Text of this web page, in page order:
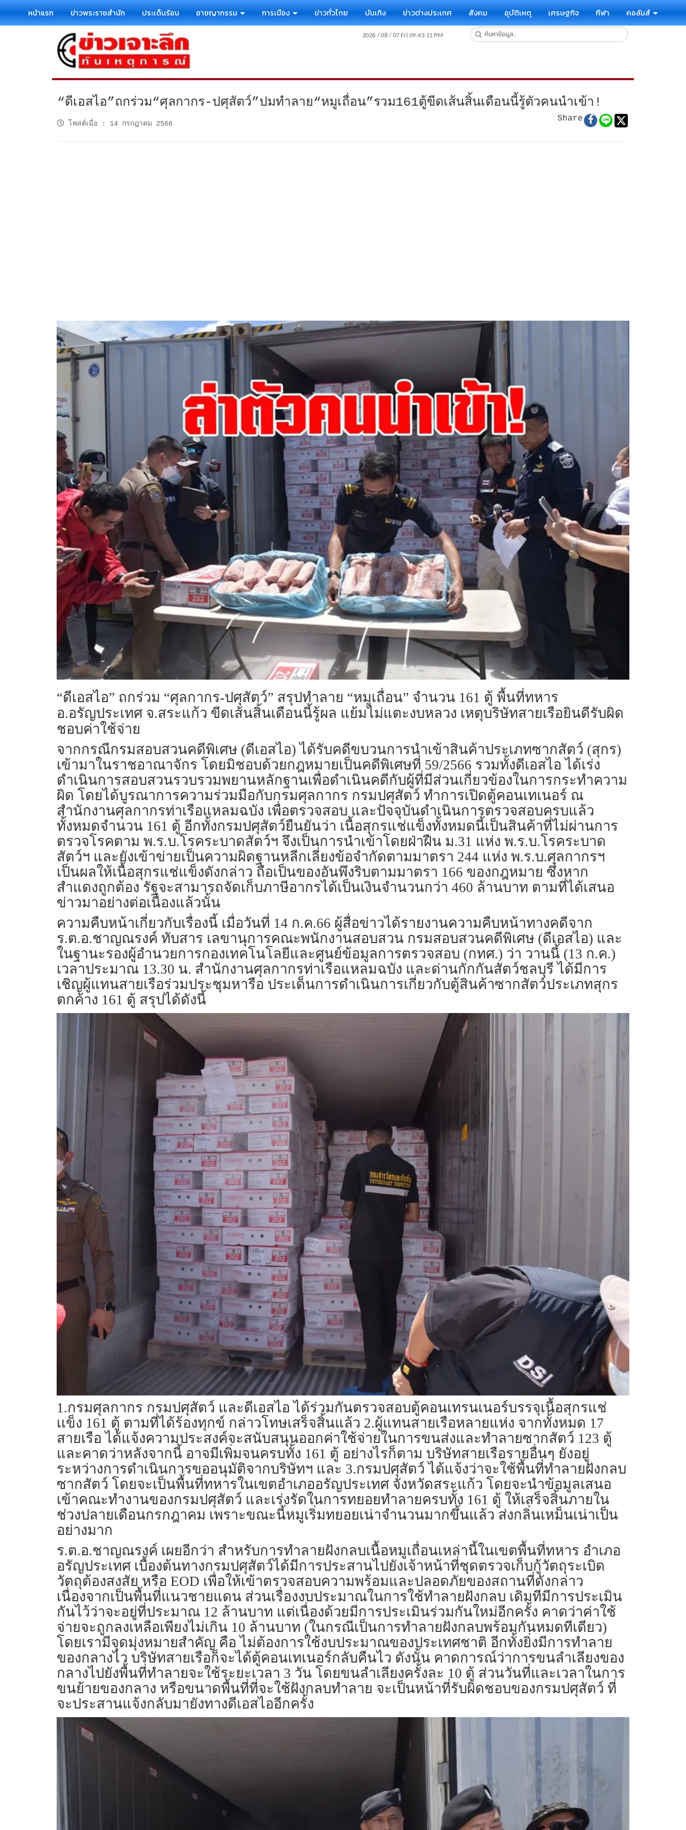
หน้าแรก ข่าวพระราชสำนัก ประเด็นร้อน อาชญากรรม การเมือง ข่าวทั่วไทย บันเทิง ข่าวต่างประเทศ สังคม อุบัติเหตุ เศรษฐกิจ กีฬา คอลัมส์
“ดีเอสไอ”ถกร่วม“ศุลกากร-ปศุสัตว์”ปมทำลาย“หมูเถื่อน”รวม161ตู้ขีดเส้นสิ้นเดือนนี้รู้ตัวคนนำเข้า!
โพสต์เมื่อ : 14 กรกฎาคม 2566
Share
“ดีเอสไอ” ถกร่วม “ศุลกากร-ปศุสัตว์” สรุปทำลาย “หมูเถื่อน” จำนวน 161 ตู้ พื้นที่ทหาร
อ.อรัญประเทศ จ.สระแก้ว ขีดเส้นสิ้นเดือนนี้รู้ผล แย้มไม่แตะงบหลวง เหตุบริษัทสายเรือยินดีรับผิด
ชอบค่าใช้จ่าย
จากกรณีกรมสอบสวนคดีพิเศษ (ดีเอสไอ) ได้รับคดีขบวนการนำเข้าสินค้าประเภทซากสัตว์ (สุกร)
เข้ามาในราชอาณาจักร โดยมิชอบด้วยกฎหมายเป็นคดีพิเศษที่ 59/2566 รวมทั้งดีเอสไอ ได้เร่ง
ดำเนินการสอบสวนรวบรวมพยานหลักฐานเพื่อดำเนินคดีกับผู้ที่มีส่วนเกี่ยวข้องในการกระทำความ
ผิด โดยได้บูรณาการความร่วมมือกับกรมศุลกากร กรมปศุสัตว์ ทำการเปิดตู้คอนเทเนอร์ ณ
สำนักงานศุลกากรท่าเรือแหลมฉบัง เพื่อตรวจสอบ และปัจจุบันดำเนินการตรวจสอบครบแล้ว
ทั้งหมดจำนวน 161 ตู้ อีกทั้งกรมปศุสัตว์ยืนยันว่า เนื้อสุกรแช่แข็งทั้งหมดนี้เป็นสินค้าที่ไม่ผ่านการ
ตรวจโรคตาม พ.ร.บ.โรคระบาดสัตว์ฯ จึงเป็นการนำเข้าโดยฝ่าฝืน ม.31 แห่ง พ.ร.บ.โรคระบาด
สัตว์ฯ และยังเข้าข่ายเป็นความผิดฐานหลีกเลี่ยงข้อจำกัดตามมาตรา 244 แห่ง พ.ร.บ.ศุลกากรฯ
เป็นผลให้เนื้อสุกรแช่แข็งดังกล่าว ถือเป็นของอันพึงริบตามมาตรา 166 ของกฎหมาย ซึ่งหาก
สำแดงถูกต้อง รัฐจะสามารถจัดเก็บภาษีอากรได้เป็นเงินจำนวนกว่า 460 ล้านบาท ตามที่ได้เสนอ
ข่าวมาอย่างต่อเนื่องแล้วนั้น
ความคืบหน้าเกี่ยวกับเรื่องนี้ เมื่อวันที่ 14 ก.ค.66 ผู้สื่อข่าวได้รายงานความคืบหน้าทางคดีจาก
ร.ต.อ.ชาญณรงค์ ทับสาร เลขานุการคณะพนักงานสอบสวน กรมสอบสวนคดีพิเศษ (ดีเอสไอ) และ
ในฐานะรองผู้อำนวยการกองเทคโนโลยีและศูนย์ข้อมูลการตรวจสอบ (กทศ.) ว่า วานนี้ (13 ก.ค.)
เวลาประมาณ 13.30 น. สำนักงานศุลกากรท่าเรือแหลมฉบัง และด่านกักกันสัตว์ชลบุรี ได้มีการ
เชิญผู้แทนสายเรือร่วมประชุมหารือ ประเด็นการดำเนินการเกี่ยวกับตู้สินค้าซากสัตว์ประเภทสุกร
ตกค้าง 161 ตู้ สรุปได้ดังนี้
1.กรมศุลกากร กรมปศุสัตว์ และดีเอสไอ ได้ร่วมกันตรวจสอบตู้คอนเทรนเนอร์บรรจุเนื้อสุกรแช่
เเข็ง 161 ตู้ ตามที่ได้ร้องทุกข์ กล่าวโทษเสร็จสิ้นแล้ว 2.ผู้แทนสายเรือหลายแห่ง จากทั้งหมด 17
สายเรือ ได้แจ้งความประสงค์จะสนับสนุนออกค่าใช้จ่ายในการขนส่งและทำลายซากสัตว์ 123 ตู้
และคาดว่าหลังจากนี้ อาจมีเพิ่มจนครบทั้ง 161 ตู้ อย่างไรก็ตาม บริษัทสายเรือรายอื่นๆ ยังอยู่
ระหว่างการดำเนินการขออนุมัติจากบริษัทฯ และ 3.กรมปศุสัตว์ ได้แจ้งว่าจะใช้พื้นที่ทำลายฝังกลบ
ซากสัตว์ โดยจะเป็นพื้นที่ทหารในเขตอำเภออรัญประเทศ จังหวัดสระแก้ว โดยจะนำข้อมูลเสนอ
เข้าคณะทำงานของกรมปศุสัตว์ และเร่งรัดในการทยอยทำลายครบทั้ง 161 ตู้ ให้เสร็จสิ้นภายใน
ช่วงปลายเดือนกรกฎาคม เพราะขณะนี้หมูเริ่มทยอยเน่าจำนวนมากขึ้นแล้ว ส่งกลิ่นเหม็นเน่าเป็น
อย่างมาก
ร.ต.อ.ชาญณรงค์ เผยอีกว่า สำหรับการทำลายฝังกลบเนื้อหมูเถื่อนเหล่านี้ในเขตพื้นที่ทหาร อำเภอ
อรัญประเทศ เบื้องต้นทางกรมปศุสัตว์ได้มีการประสานไปยังเจ้าหน้าที่ชุดตรวจเก็บกู้วัตถุระเบิด
วัตถุต้องสงสัย หรือ EOD เพื่อให้เข้าตรวจสอบความพร้อมและปลอดภัยของสถานที่ดังกล่าว
เนื่องจากเป็นพื้นที่แนวชายแดน ส่วนเรื่องงบประมาณในการใช้ทำลายฝังกลบ เดิมทีมีการประเมิน
กันไว้ว่าจะอยู่ที่ประมาณ 12 ล้านบาท แต่เนื่องด้วยมีการประเมินร่วมกันใหม่อีกครั้ง คาดว่าค่าใช้
จ่ายจะถูกลงเหลือเพียงไม่เกิน 10 ล้านบาท (ในกรณีเป็นการทำลายฝังกลบพร้อมกันหมดทีเดียว)
โดยเรามีจุดมุ่งหมายสำคัญ คือ ไม่ต้องการใช้งบประมาณของประเทศชาติ อีกทั้งยิ่งมีการทำลาย
ของกลางไว บริษัทสายเรือก็จะได้ตู้คอนเทเนอร์กลับคืนไว ดังนั้น คาดการณ์ว่าการขนลำเลียงของ
กลางไปยังพื้นที่ทำลายจะใช้ระยะเวลา 3 วัน โดยขนลำเลียงครั้งละ 10 ตู้ ส่วนวันที่และเวลาในการ
ขนย้ายของกลาง หรือขนาดพื้นที่ที่จะใช้ฝังกลบทำลาย จะเป็นหน้าที่รับผิดชอบของกรมปศุสัตว์ ที่
จะประสานแจ้งกลับมายังทางดีเอสไออีกครั้ง